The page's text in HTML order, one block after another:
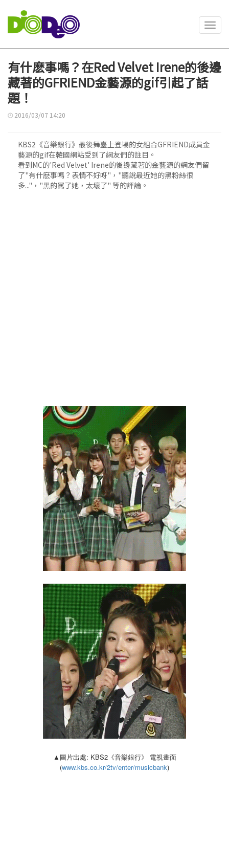
有什麽事嗎？在Red Velvet Irene的後邊
藏著的GFRIEND金藝源的gif引起了話
題！
2016/03/07 14:20
KBS2《音樂銀行》最後舞臺上登場的女組合GFRIEND成員金
藝源的gif在韓國網站受到了網友們的註目。
看到MC的'Red Velvet' Irene的後邊藏著的金藝源的網友們留
了"有什麽事嗎？表情不好呀"，"聽說最近她的黑粉絲很
多..."，"黑的罵了她，太壞了" 等的評論。
▲圖片出處: KBS2《音樂銀行》 電視畫面
(www.kbs.co.kr/2tv/enter/musicbank)